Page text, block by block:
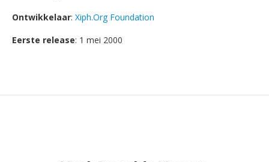
Ontwikkelaar: Xiph.Org Foundation
Eerste release: 1 mei 2000